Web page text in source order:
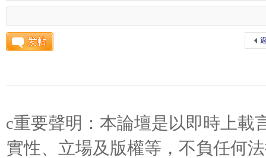
坛
c重要聲明：本論壇是以即時上載
實性、立場及版權等，不負任何